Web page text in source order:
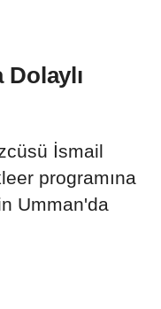
Dolaylı
İsmail
programına
Umman'da